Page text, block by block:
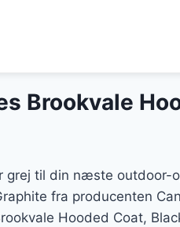
Brookvale
grej til din næste outdoor-
fra producenten
Hooded Coat,